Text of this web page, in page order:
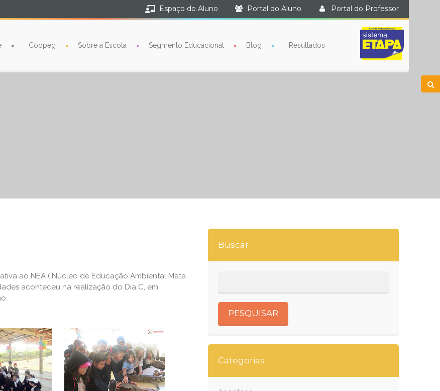
Espaço do Aluno · Portal do Aluno · Portal do Professor
Coopeg Sobre a Escola Segmento Educacional Blog Resultados
ao NEA ( Núcleo de Educação Ambiental Mata
aconteceu na realização do Dia C, em
Buscar
Categorias